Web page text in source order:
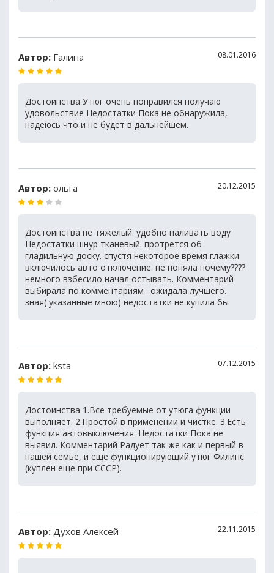
Автор: Галина 08.01.2016
Достоинства Утюг очень понравился получаю
удовольствие Недостатки Пока не обнаружила,
надеюсь что и не будет в дальнейшем.
Автор: ольга 20.12.2015
Достоинства не тяжелый. удобно наливать воду
Недостатки шнур тканевый. протрется об
гладильную доску. спустя некоторое время глажки
включилось авто отключение. не поняла почему????
немного взбесило начал остывать. Комментарий
выбирала по комментариям . ожидала лучшего.
зная( указанные мною) недостатки не купила бы
Автор: ksta 07.12.2015
Достоинства 1.Все требуемые от утюга функции
выполняет. 2.Простой в применении и чистке. 3.Есть
функция автовыключения. Недостатки Пока не
выявил. Комментарий Радует так же как и первый в
нашей семье, и еще функционирующий утюг Филипс
(куплен еще при СССР).
Автор: Духов Алексей 22.11.2015